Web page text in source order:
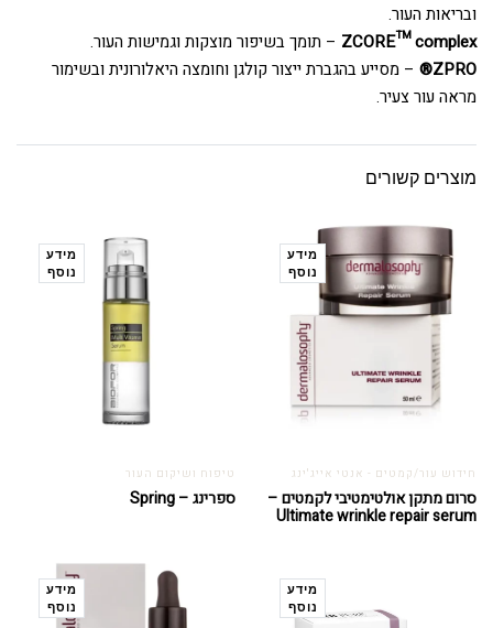
ובריאות העור.
ZCORE™ complex – תומך בשיפור מוצקות וגמישות העור.
ZPRO®
– מסייע בהגברת ייצור קולגן וחומצה היאלורונית ובשימור
מראה עור צעיר.
מוצרים קשורים
מידע
נוסף
חידוש עור/קמטים - אנטי אייג'ינג
סרום מתקן אולטימטיבי לקמטים –
Ultimate wrinkle repair serum
מידע
נוסף
טיפוח ושיקום העור
ספרינג – Spring
מידע
נוסף
מידע
נוסף